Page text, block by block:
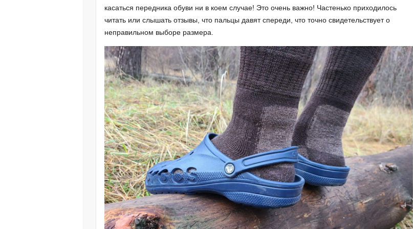
касаться передника обуви ни в коем случае! Это очень важно! Частенько приходилось
читать или слышать отзывы, что пальцы давят спереди, что точно свидетельствует о
неправильном выборе размера.